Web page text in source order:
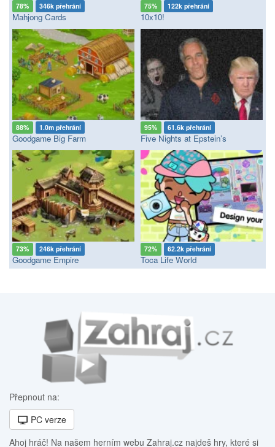
78% 346k přehrání
Mahjong Cards
75% 122k přehrání
10x10!
88% 1.0m přehrání
Goodgame Big Farm
95% 61.6k přehrání
Five Nights at Epstein’s
73% 246k přehrání
Goodgame Empire
72% 62.2k přehrání
Toca Life World
Přepnout na:
PC verze
Ahoj hráč! Na našem herním webu Zahraj.cz najdeš hry, které si